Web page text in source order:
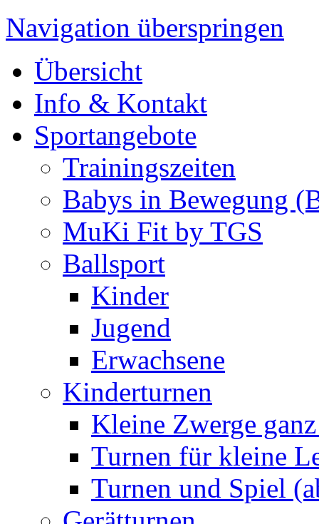
Navigation überspringen
Übersicht
Info & Kontakt
Sportangebote
Trainingszeiten
Babys in Bewegung
MuKi Fit by TGS
Ballsport
Kinder
Jugend
Erwachsene
Kinderturnen
Kleine Zwerge
Turnen für kleine
Turnen und Spiel